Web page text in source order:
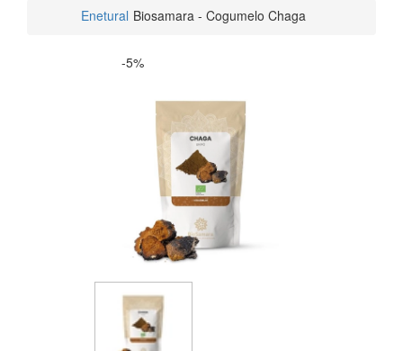
Enetural Biosamara - Cogumelo Chaga
-5%